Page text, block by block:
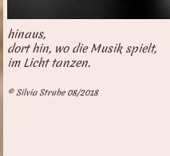
hinaus,
dort hin, wo die Musik spielt,
im Licht tanzen.
© Silvia Strube 08/2018